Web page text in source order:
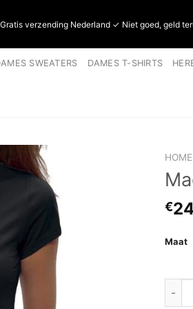
verzending Nederland ✓ Niet goed, geld
SWEATERS DAMES T-SHIRTS
HOME
€
Maat